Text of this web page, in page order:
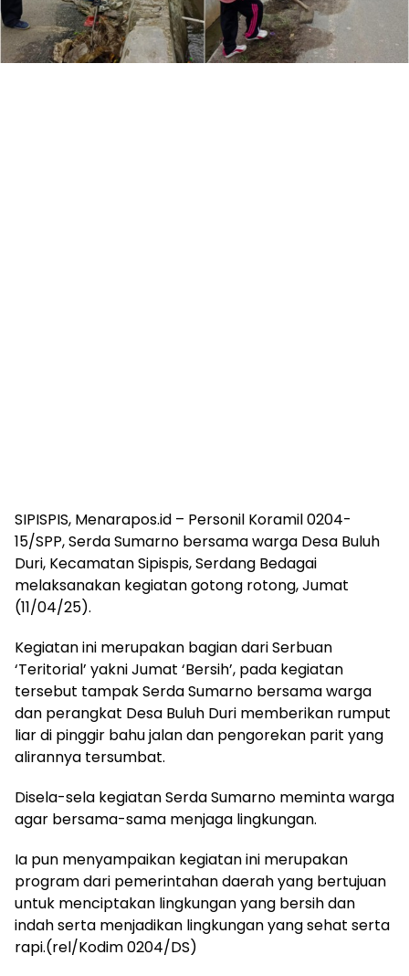
SIPISPIS, Menarapos.id – Personil Koramil 0204-
15/SPP, Serda Sumarno bersama warga Desa Buluh
Duri, Kecamatan Sipispis, Serdang Bedagai
melaksanakan kegiatan gotong rotong, Jumat
(11/04/25).
Kegiatan ini merupakan bagian dari Serbuan
‘Teritorial’ yakni Jumat ‘Bersih’, pada kegiatan
tersebut tampak Serda Sumarno bersama warga
dan perangkat Desa Buluh Duri memberikan rumput
liar di pinggir bahu jalan dan pengorekan parit yang
alirannya tersumbat.
Disela-sela kegiatan Serda Sumarno meminta warga
agar bersama-sama menjaga lingkungan.
Ia pun menyampaikan kegiatan ini merupakan
program dari pemerintahan daerah yang bertujuan
untuk menciptakan lingkungan yang bersih dan
indah serta menjadikan lingkungan yang sehat serta
rapi.(rel/Kodim 0204/DS)